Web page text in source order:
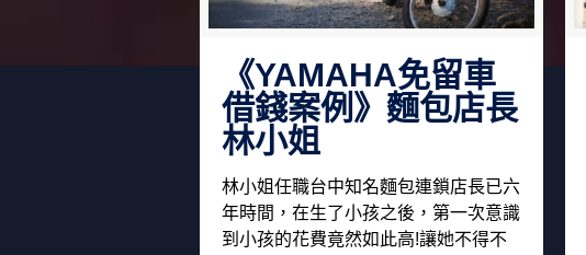
《YAMAHA免留車
借錢案例》麵包店長
林小姐
林小姐任職台中知名麵包連鎖店長已六
年時間，在生了小孩之後，第一次意識
到小孩的花費竟然如此高!讓她不得不